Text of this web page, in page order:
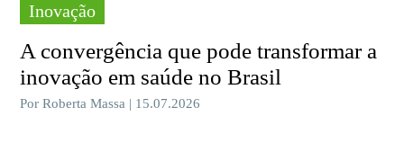
Inovação
A convergência que pode transformar a
inovação em saúde no Brasil
Por Roberta Massa | 15.07.2026